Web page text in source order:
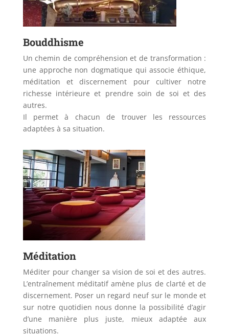
Bouddhisme
Un chemin de compréhension et de transformation :
une approche non dogmatique qui associe éthique,
méditation et discernement pour cultiver notre
richesse intérieure et prendre soin de soi et des
autres.
Il permet à chacun de trouver les ressources
adaptées à sa situation.
Méditation
Méditer pour changer sa vision de soi et des autres.
L’entraînement méditatif amène plus de clarté et de
discernement. Poser un regard neuf sur le monde et
sur notre quotidien nous donne la possibilité d’agir
d’une manière plus juste, mieux adaptée aux
situations.